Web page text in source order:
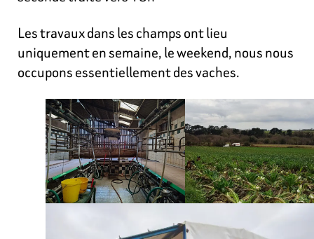
Les travaux dans les champs ont lieu
uniquement en semaine, le weekend, nous nous
occupons essentiellement des vaches.